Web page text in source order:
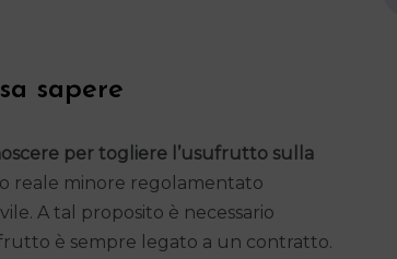
sapere
per togliere l’usufrutto sulla
reale minore regolamentato
A tal proposito è necessario
è sempre legato a un contratto.